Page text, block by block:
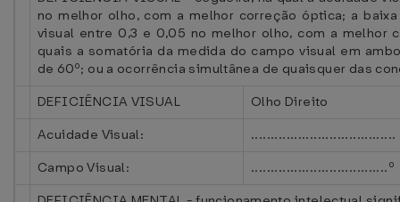
no melhor olho, com a melhor correção óptica; a
visual entre 0,3 e 0,05 no melhor olho, com a melhor
quais a somatória da medida do campo visual em
de 60º; ou a ocorrência simultânea de quaisquer das
DEFICIÊNCIA VISUAL
Olho Direito
Acuidade Visual:
.....................................
Campo Visual:
...................................º